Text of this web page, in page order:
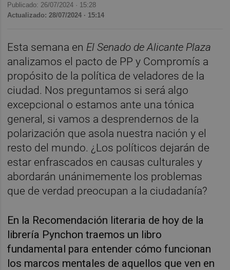
Publicado: 26/07/2024 · 15:28
Actualizado: 28/07/2024 · 15:14
Esta semana en El Senado de Alicante Plaza
analizamos el pacto de PP y Compromís a
propósito de la política de veladores de la
ciudad. Nos preguntamos si será algo
excepcional o estamos ante una tónica
general, si vamos a desprendernos de la
polarización que asola nuestra nación y el
resto del mundo. ¿Los políticos dejarán de
estar enfrascados en causas culturales y
abordarán unánimemente los problemas
que de verdad preocupan a la ciudadanía?
En la Recomendación literaria de hoy de la
librería Pynchon traemos un libro
fundamental para entender cómo funcionan
los marcos mentales de aquellos que ven en